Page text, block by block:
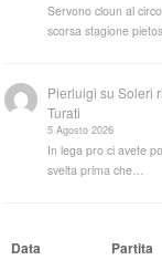
Servono cloun al
scorsa stagione
Pierluigi suSoleri
Turati
5 Agosto 2026
In lega pro ci avete
svelta prima che…
Data Partita